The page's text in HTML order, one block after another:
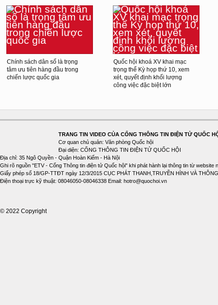
Chính sách dân số là trọng
tâm ưu tiên hàng đầu trong
chiến lược quốc gia
Quốc hội khoá XV khai mạc
trọng thể Kỳ họp thứ 10, xem
xét, quyết định khối lượng
công việc đặc biệt lớn
TRANG TIN VIDEO CỦA CỔNG THÔNG TIN ĐIỆN TỬ QUỐC
Cơ quan chủ quản: Văn phòng Quốc hội
Đại diện: CỔNG THÔNG TIN ĐIỆN TỬ QUỐC HỘI
Địa chỉ: 35 Ngô Quyền - Quận Hoàn Kiếm - Hà Nội
Ghi rõ nguồn "ETV - Cổng Thông tin điện tử Quốc hội" khi phát hành lại thông tin từ website
Giấy phép số 18/GP-TTĐT ngày 12/3/2015 CỤC PHÁT THANH,TRUYỀN HÌNH VÀ
Điện thoại trực kỹ thuật: 08046050-08046338 Email: hotro@quochoi.vn
© 2022 Copyright